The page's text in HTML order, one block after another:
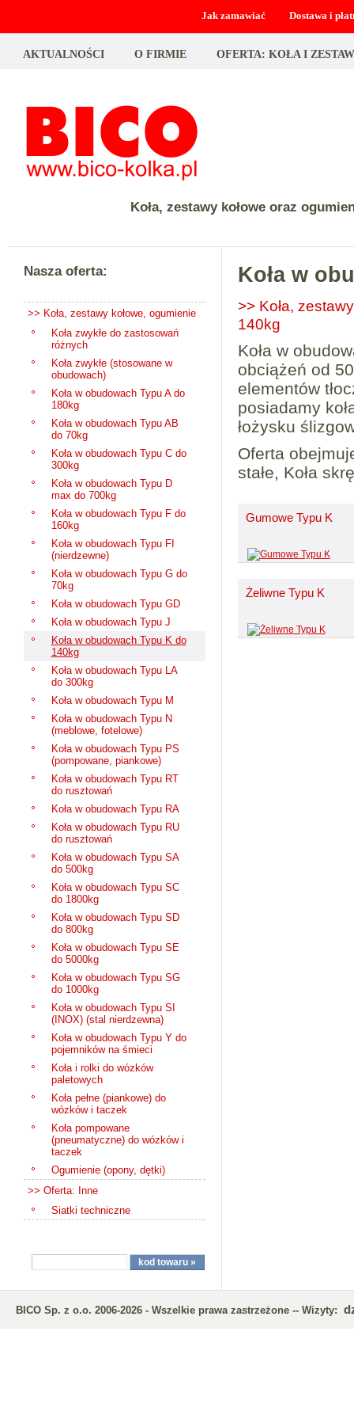
Jak zamawiać Dostawa i
AKTUALNOŚCI O FIRMIE OFERTA: KOŁA I
Koła, zestawy kołowe oraz
Nasza oferta:
>> Koła, zestawy kołowe, ogumienie
Koła zwykłe do zastosowań
różnych
Koła zwykłe (stosowane w
obudowach)
Koła w obudowach Typu A do
180kg
Koła w obudowach Typu AB
do 70kg
Koła w obudowach Typu C do
300kg
Koła w obudowach Typu D
max do 700kg
Koła w obudowach Typu F do
160kg
Koła w obudowach Typu FI
(nierdzewne)
Koła w obudowach Typu G do
70kg
Koła w obudowach Typu GD
Koła w obudowach Typu J
Koła w obudowach Typu K do
140kg
Koła w obudowach Typu LA
do 300kg
Koła w obudowach Typu M
Koła w obudowach Typu N
(meblowe, fotelowe)
Koła w obudowach Typu PS
(pompowane, piankowe)
Koła w obudowach Typu RT
do rusztowań
Koła w obudowach Typu RA
Koła w obudowach Typu RU
do rusztowań
Koła w obudowach Typu SA
do 500kg
Koła w obudowach Typu SC
do 1800kg
Koła w obudowach Typu SD
do 800kg
Koła w obudowach Typu SE
do 5000kg
Koła w obudowach Typu SG
do 1000kg
Koła w obudowach Typu SI
(INOX) (stal nierdzewna)
Koła w obudowach Typu Y do
pojemników na śmieci
Koła i rolki do wózków
paletowych
Koła pełne (piankowe) do
wózków i taczek
Koła pompowane
(pneumatyczne) do wózków i
taczek
Ogumienie (opony, dętki)
>> Oferta: Inne
Siatki techniczne
Koła w
>> Koła,
140kg
Koła w
obciążeń od
elementów
posiadamy
łożysku
Oferta
stałe, Koła
Gumowe Typu K
Żeliwne Typu K
BICO Sp. z o.o. 2006-2026 - Wszelkie prawa zastrzeżone -- Wizyty: